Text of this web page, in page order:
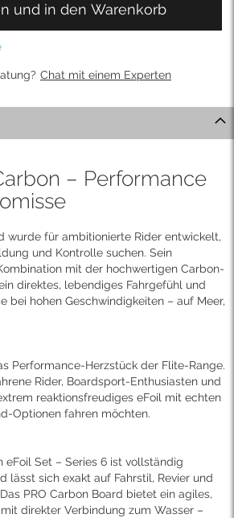
und in den Warenkorb
Chat mit einem Experten
– Performance
wurde für ambitionierte Rider entwickelt,
und Kontrolle suchen. Sein
mit der hochwertigen Carbon-
direktes, lebendiges Fahrgefühl und
bei hohen Geschwindigkeiten – auf Meer,
Performance-Herzstück der Flite-Range.
Rider, Boardsport-Enthusiasten und
reaktionsfreudiges eFoil mit echten
Optionen fahren möchten.
eFoil Set – Series 6 ist vollständig
lässt sich exakt auf Fahrstil, Revier und
PRO Carbon Board bietet ein agiles,
direkter Verbindung zum Wasser –